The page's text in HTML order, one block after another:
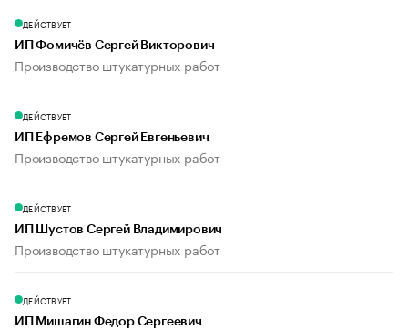
ДЕЙСТВУЕТ
ИП Фомичёв Сергей Викторович
Производство штукатурных работ
ДЕЙСТВУЕТ
ИП Ефремов Сергей Евгеньевич
Производство штукатурных работ
ДЕЙСТВУЕТ
ИП Шустов Сергей Владимирович
Производство штукатурных работ
ДЕЙСТВУЕТ
ИП Мишагин Федор Сергеевич